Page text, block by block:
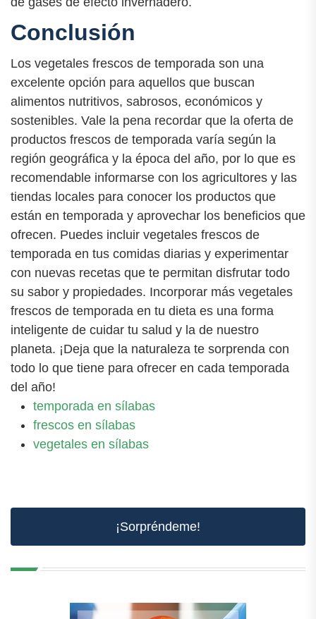
Conclusión
Los vegetales frescos de temporada son una
excelente opción para aquellos que buscan
alimentos nutritivos, sabrosos, económicos y
sostenibles. Vale la pena recordar que la oferta de
productos frescos de temporada varía según la
región geográfica y la época del año, por lo que es
recomendable informarse con los agricultores y las
tiendas locales para conocer los productos que
están en temporada y aprovechar los beneficios que
ofrecen. Puedes incluir vegetales frescos de
temporada en tus comidas diarias y experimentar
con nuevas recetas que te permitan disfrutar todo
su sabor y propiedades. Incorporar más vegetales
frescos de temporada en tu dieta es una forma
inteligente de cuidar tu salud y la de nuestro
planeta. ¡Deja que la naturaleza te sorprenda con
todo lo que tiene para ofrecer en cada temporada
del año!
temporada en sílabas
frescos en sílabas
vegetales en sílabas
¡Sorpréndeme!